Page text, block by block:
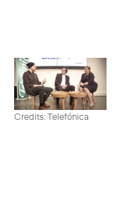
Credits: Telefónica